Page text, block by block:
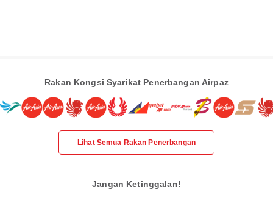
Rakan Kongsi Syarikat Penerbangan Airpaz
Lihat Semua Rakan Penerbangan
Jangan Ketinggalan!